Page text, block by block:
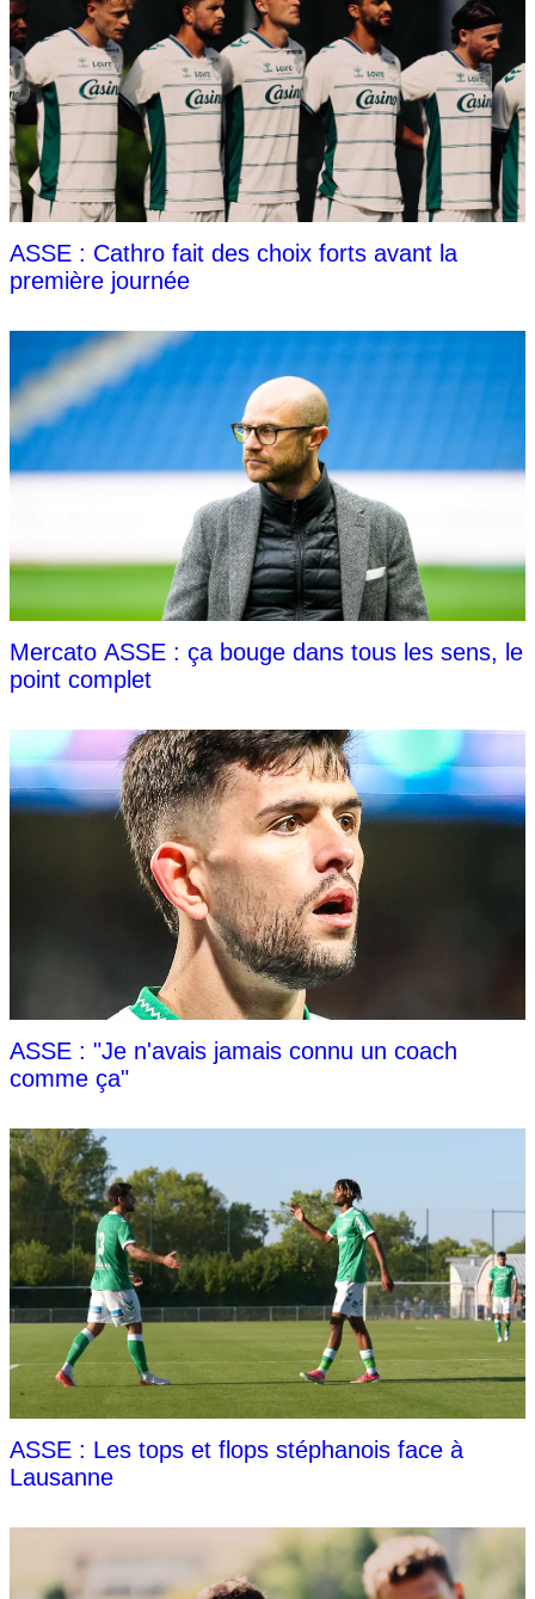
ASSE : Cathro fait des choix forts avant la
première journée
Mercato ASSE : ça bouge dans tous les sens, le
point complet
ASSE : "Je n'avais jamais connu un coach
comme ça"
ASSE : Les tops et flops stéphanois face à
Lausanne